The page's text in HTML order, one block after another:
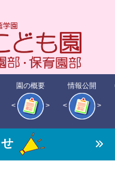
園の概要
< >
情報公開
< >